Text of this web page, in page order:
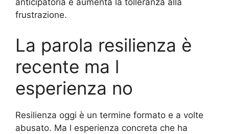
frustrazione.
La parola resilienza è
recente ma l
esperienza no
Resilienza oggi è un termine formato e a volte
abusato. Ma l esperienza concreta che ha